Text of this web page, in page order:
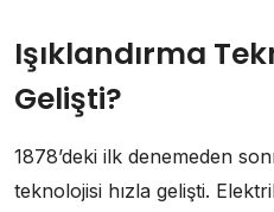
Işıklandırma
Gelişti?
1878’deki ilk denemeden
teknolojisi hızla gelişti.